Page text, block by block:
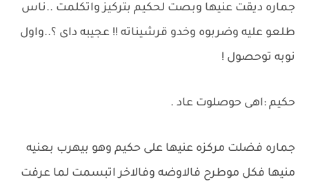
جماره ديقت عنيها وبصت لحكيم بتركيز واتكلمت ..ناس
طلعو عليه وضربوه وخدو قرشيناته !! عجيبه داى ؟..واول
نوبه توحصول !
حكيم :اهى حوصلوت عاد .
جماره فضلت مركزه عنيها على حكيم وهو بيهرب بعنيه
منيها فكل موطرح فالاوضه وفالاخر اتبسمت لما عرفت